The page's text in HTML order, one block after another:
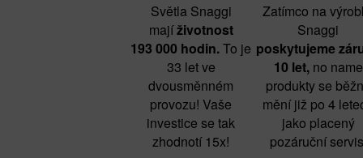
Světla Snaggi
majíživotnost
193 000 hodin.To je
33 let ve
dvousměnném
provozu! Vaše
investice se tak
zhodnotí 15x!
Zatímco na
Snaggi
poskytujeme
10 let,no name
produkty se
mění již po 4
jako placený
pozáruční